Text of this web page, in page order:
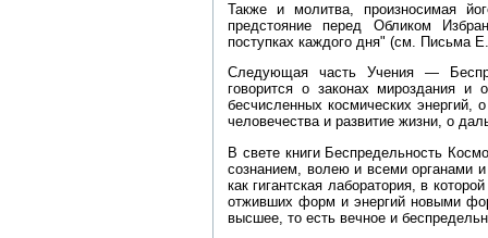
Также и молитва, произносимая
предстояние перед Обликом
поступках каждого дня" (см. Письма
Следующая часть Учения —
говорится о законах мироздания и
бесчисленных космических
человечества и развитие жизни, о
В свете книги Беспредельность
сознанием, волею и всеми органами
как гигантская лаборатория, в
отживших форм и энергий новыми
высшее, то есть вечное и